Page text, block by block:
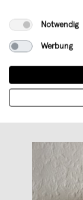
Notwendig
Werbung